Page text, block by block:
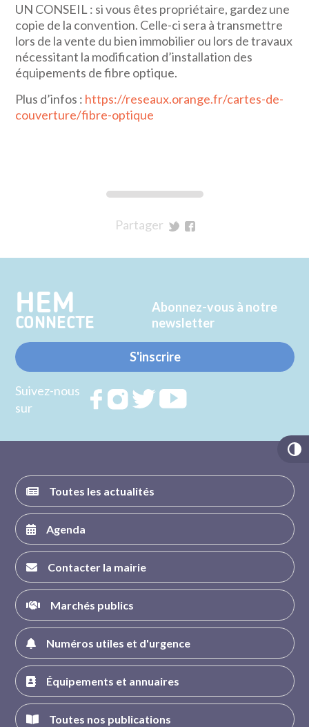
UN CONSEIL : si vous êtes propriétaire, gardez une
copie de la convention. Celle-ci sera à transmettre
lors de la vente du bien immobilier ou lors de travaux
nécessitant la modification d’installation des
équipements de fibre optique.
Plus d’infos : https://reseaux.orange.fr/cartes-de-
couverture/fibre-optique
Partager
Twitter
Facebook
HEM
CONNECTE
Abonnez-vous à notre
newsletter
S'inscrire
Suivez-nous
sur
Rejoignez
RejoignezRejoignez
Toutes les actualités
Agenda
Contacter la mairie
Marchés publics
Numéros utiles et d'urgence
Équipements et annuaires
Toutes nos publications